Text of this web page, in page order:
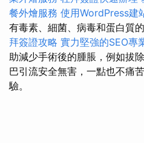
餐外燴服務 使用WordPress建
有毒素、細菌、病毒和蛋白質
拜簽證攻略 實力堅強的SEO專
助減少手術後的腫脹，例如拔
巴引流安全無害，一點也不痛
驗。